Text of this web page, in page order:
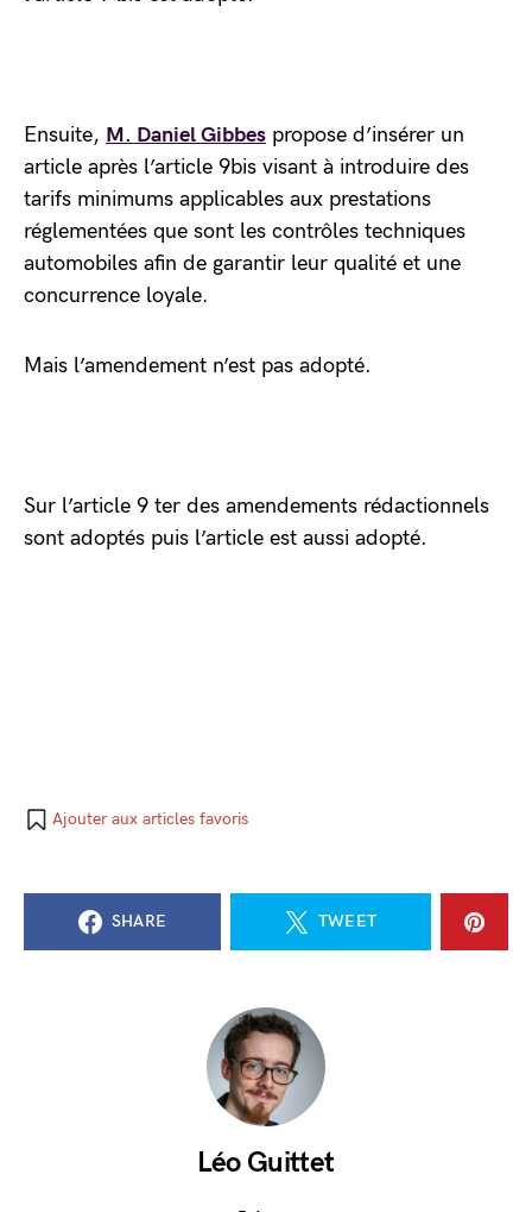
Ensuite, M. Daniel Gibbes propose d’insérer un
article après l’article 9bis visant à introduire des
tarifs minimums applicables aux prestations
réglementées que sont les contrôles techniques
automobiles afin de garantir leur qualité et une
concurrence loyale.
Mais l’amendement n’est pas adopté.
Sur l’article 9 ter des amendements rédactionnels
sont adoptés puis l’article est aussi adopté.
Ajouter aux articles favoris
SHARE TWEET
Léo Guittet